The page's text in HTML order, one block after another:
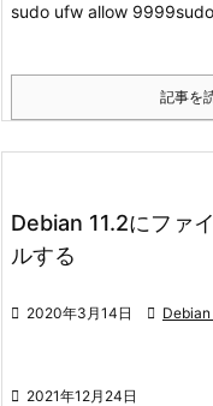
sudo ufw allow 9999
記事を
Debian 11.2にファ
ルする
 2020年3月14日  Debian
 2021年12月24日